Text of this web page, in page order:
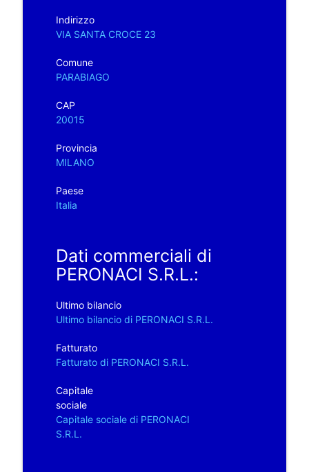
Indirizzo
VIA SANTA CROCE 23
Comune
PARABIAGO
CAP
20015
Provincia
MILANO
Paese
Italia
Dati commerciali di
PERONACI S.R.L.:
Ultimo bilancio
Ultimo bilancio di PERONACI S.R.L.
Fatturato
Fatturato di PERONACI S.R.L.
Capitale
sociale
Capitale sociale di PERONACI
S.R.L.